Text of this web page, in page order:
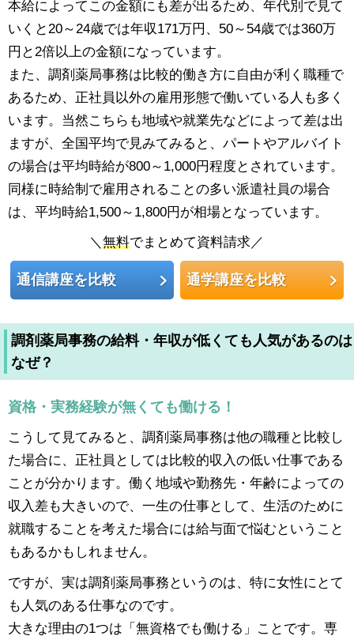
本給によってこの金額にも差が出るため、年代別で見て
いくと20～24歳では年収171万円、50～54歳では360万
円と2倍以上の金額になっています。
また、調剤薬局事務は比較的働き方に自由が利く職種で
あるため、正社員以外の雇用形態で働いている人も多く
います。当然こちらも地域や就業先などによって差は出
ますが、全国平均で見みてみると、パートやアルバイト
の場合は平均時給が800～1,000円程度とされています。
同様に時給制で雇用されることの多い派遣社員の場合
は、平均時給1,500～1,800円が相場となっています。
＼無料でまとめて資料請求／
通信講座を比較 通学講座を比較
調剤薬局事務の給料・年収が低くても人気があるのは
なぜ？
資格・実務経験が無くても働ける！
こうして見てみると、調剤薬局事務は他の職種と比較し
た場合に、正社員としては比較的収入の低い仕事である
ことが分かります。働く地域や勤務先・年齢によっての
収入差も大きいので、一生の仕事として、生活のために
就職することを考えた場合には給与面で悩むということ
もあるかもしれません。
ですが、実は調剤薬局事務というのは、特に女性にとて
も人気のある仕事なのです。
大きな理由の1つは「無資格でも働ける」ことです。専